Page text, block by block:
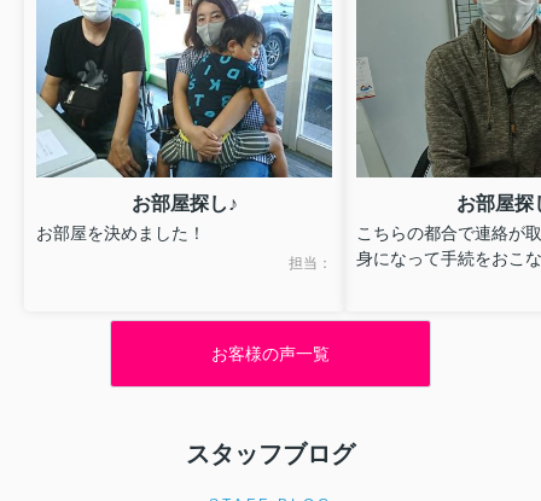
お部屋探し♪
お部屋を決めました！
担当：
お部屋探
こちらの都合で連絡が
身になって手続をおこ
お客様の声一覧
スタッフブログ